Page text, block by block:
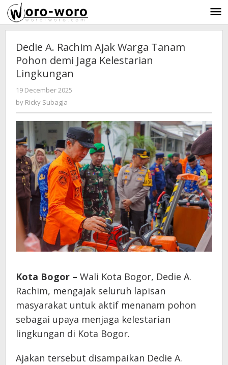
Skip
to
content
Dedie A. Rachim Ajak Warga Tanam
Pohon demi Jaga Kelestarian
Lingkungan
19 December 2025
by Ricky Subagja
Kota Bogor – Wali Kota Bogor, Dedie A.
Rachim, mengajak seluruh lapisan
masyarakat untuk aktif menanam pohon
sebagai upaya menjaga kelestarian
lingkungan di Kota Bogor.
Ajakan tersebut disampaikan Dedie A.